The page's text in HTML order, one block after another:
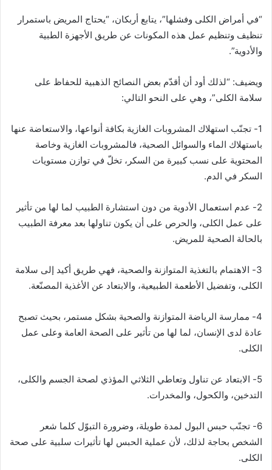
“في أمراض الكلى وفشلها”، يتابع أربكان، “يحتاج المريض باستمرار
تنظيف وتنظيم عمل هذه المكونات عن طريق الأجهزة الطبية
والأدوية”.
ويضيف: “لذلك أود أن أقدّم بعض النصائح الذهبية للحفاظ على
سلامة الكلى”، وهي على النحو التالي:
1- تجنّب استهلاك المشروبات الغازية بكافة أنواعها، والاستعاضة عنها
باستهلاك الماء والسوائل الصحية، فالمشروبات الغازية وخاصة
المحتوية على نسب كبيرة من السكر، تخلّ في توازن مستويات
السكر في الدم.
2- عدم استعمال الأدوية من دون استشارة الطبيب لما لها من تأثير
على عمل الكلى، والحرص على أن يكون تناولها بعد معرفة الطبيب
بالحالة الصحية للمريض.
3- الاهتمام بالتغذية المتوازنة والصحية، فهي طريق أكيد إلى سلامة
الكلى، وتفضيل الأطعمة الطبيعية، والابتعاد عن الأغذية المصنّعة.
4- ممارسة الرياضة المتوازنة والصحية بشكل مستمر، بحيث تصبح
عادة لدى الإنسان، لما لها من تأثير على الصحة العامة وعلى عمل
الكلى.
5- الابتعاد عن تناول وتعاطي الثلاثي المؤذي لصحة الجسم والكلى،
التدخين، والكحول، والمخدرات.
6- تجنّب حبس البول لمدة طويلة، وضرورة التبوّل كلما شعر
الشخص بحاجة لذلك، لأن عملية الحبس لها تأثيرات سلبية على صحة
الكلى.